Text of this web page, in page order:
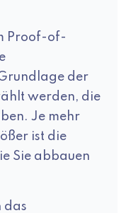
Proof-of-
der
werden, die
Je mehr
ist die
Sie abbauen
das